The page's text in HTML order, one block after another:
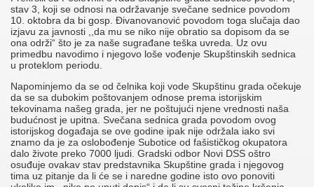
stav 3, koji se odnosi na održavanje svečane sednice povodom
10. oktobra da bi gosp. Đivanovanović povodom toga slučaja dao
izjavu za javnosti ,,da mu se niko nije obratio sa dopisom da se
ona održi“ što je za naše sugrađane teška uvreda. Uz ovu
primedbu navodimo i njegovo loše vođenje Skupštinskih sednica
u proteklom periodu.
Napominjemo da se od čelnika koji vode Skupštinu grada očekuje
da se sa dubokim poštovanjem odnose prema istorijskim
tekovinama našeg grada, jer ne poštujući njene vrednosti naša
budućnost je upitna. Svečana sednica grada povodom ovog
istorijskog događaja se ove godine ipak nije održala iako svi
znamo da je za oslobođenje Subotice od fašističkog okupatora
dalo živote preko 7000 ljudi. Gradski odbor Novi DSS oštro
osuđuje ovakav stav predstavnika Skupštine grada i njegovog
tima uz pitanje da li će se i naredne godine isto ovo ponoviti